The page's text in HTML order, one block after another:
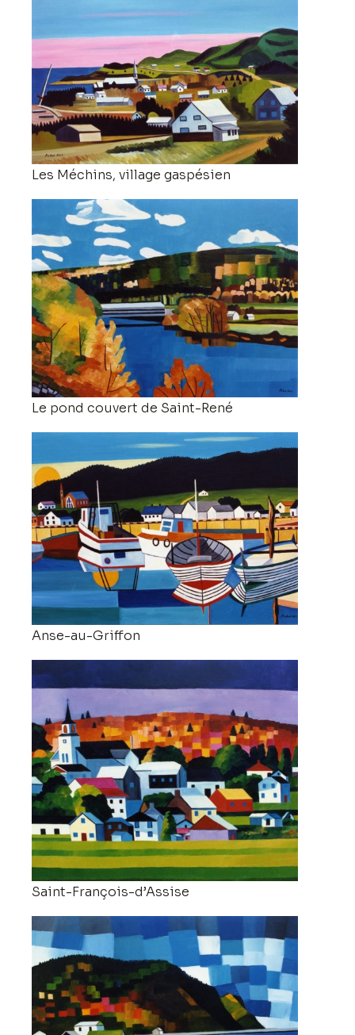
Les Méchins, village gaspésien
Le pond couvert de Saint-René
Anse-au-Griffon
Saint-François-d’Assise